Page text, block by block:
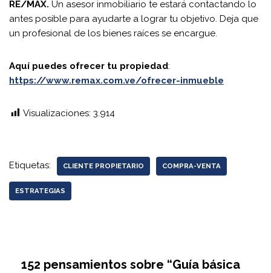
RE/MAX. Un asesor inmobiliario te estará contactando lo
antes posible para ayudarte a lograr tu objetivo. Deja que
un profesional de los bienes raíces se encargue.
Aquí puedes ofrecer tu propiedad:
https://www.remax.com.ve/ofrecer-inmueble
Visualizaciones: 3.914
Etiquetas: CLIENTE PROPIETARIO COMPRA-VENTA
ESTRATEGIAS
152 pensamientos sobre “Guía básica